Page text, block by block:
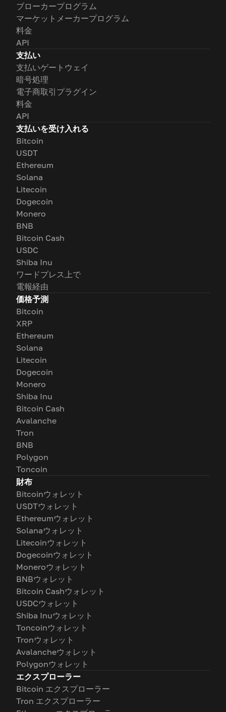
ブローカープログラム
マーケットメーカープログラム
料金
API
支払い
支払いゲートウェイ
暗号処理
電子商取引プラグイン
料金
API
支払いを受け入れる
Bitcoin
USDT
Ethereum
Solana
Litecoin
Dogecoin
Monero
BNB
Bitcoin Cash
USDC
Shiba Inu
ワードプレス上で
電報経由
価格予測
Bitcoin
XRP
Ethereum
Solana
Litecoin
Dogecoin
Monero
Shiba Inu
Bitcoin Cash
Avalanche
Tron
BNB
Polygon
Toncoin
財布
Bitcoinウォレット
USDTウォレット
Ethereumウォレット
Solanaウォレット
Litecoinウォレット
Dogecoinウォレット
Moneroウォレット
BNBウォレット
Bitcoin Cashウォレット
USDCウォレット
Shiba Inuウォレット
Toncoinウォレット
Tronウォレット
Avalancheウォレット
Polygonウォレット
エクスプローラー
Bitcoin エクスプローラー
Tron エクスプローラー